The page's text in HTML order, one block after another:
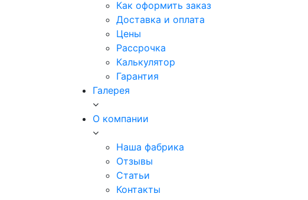
Как оформить заказ
Доставка и оплата
Цены
Рассрочка
Калькулятор
Гарантия
Галерея
О компании
Наша фабрика
Отзывы
Статьи
Контакты